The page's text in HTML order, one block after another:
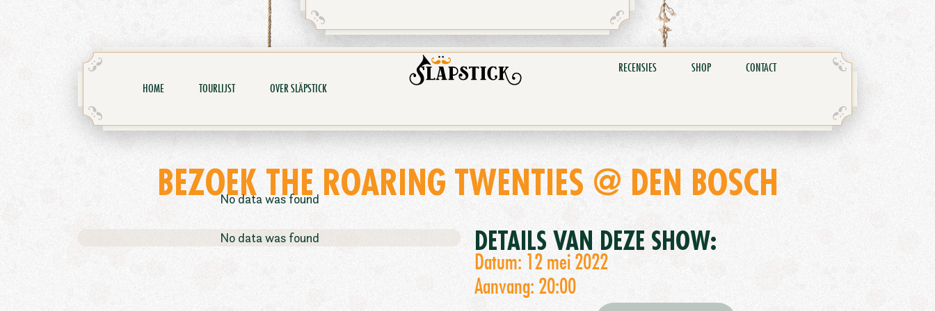
HOME TOURLIJST OVER SLÄPSTICK
RECENSIES SHOP CONTACT
BEZOEK THE ROARING TWENTIES @ DEN BOSCH
DETAILS VAN DEZE SHOW:
Datum: 12 mei 2022
Aanvang: 20:00
No data was found
No data was found